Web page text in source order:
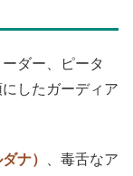
ダー、ピータ
にしたガーディア
ナ）
、毒舌なア